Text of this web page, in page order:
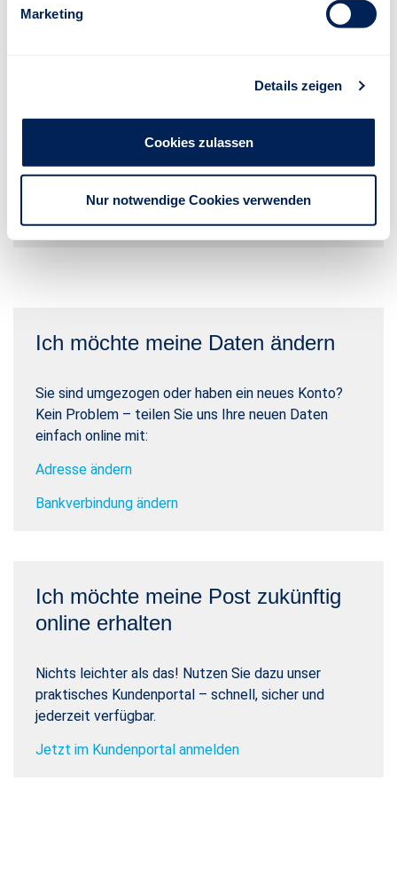
Marketing
Details zeigen
Cookies zulassen
Nur notwendige Cookies verwenden
Ich möchte einen Schaden
Dann rufen Sie uns Montag bis Freitag von 8 bis 20
Uhr an. Telefon: 0711 665-2233
Ich möchte meine Daten ändern
Sie sind umgezogen oder haben ein neues Konto?
Kein Problem – teilen Sie uns Ihre neuen Daten
einfach online mit:
Adresse ändern
Bankverbindung ändern
Ich möchte meine Post zukünftig
online erhalten
Nichts leichter als das! Nutzen Sie dazu unser
praktisches Kundenportal – schnell, sicher und
jederzeit verfügbar.
Jetzt im Kundenportal anmelden